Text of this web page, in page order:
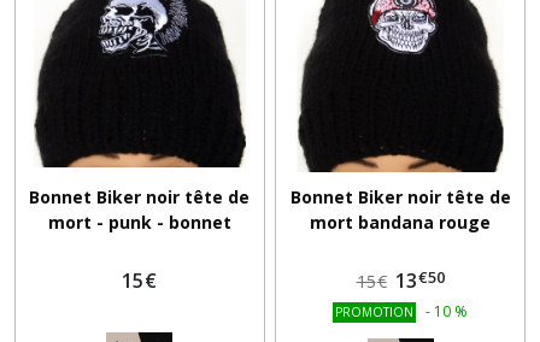
Bonnet Biker noir tête de
mort - punk - bonnet
15€
Bonnet Biker noir tête de
mort bandana rouge
15€ 13€50
PROMOTION - 10 %